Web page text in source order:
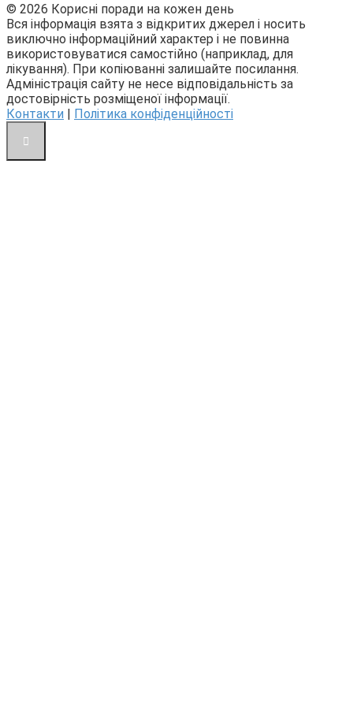
© 2026 Корисні поради на кожен день
Вся інформація взята з відкритих джерел і носить
виключно інформаційний характер і не повинна
використовуватися самостійно (наприклад, для
лікування). При копіюванні залишайте посилання.
Адміністрація сайту не несе відповідальність за
достовірність розміщеної інформації.
Контакти | Політика конфіденційності